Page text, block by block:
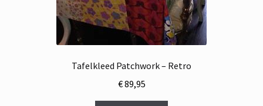
Tafelkleed Patchwork – Retro
€89,95